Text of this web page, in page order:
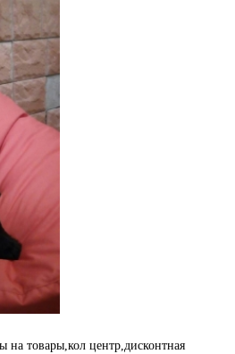
на товары,кол центр,дисконтная